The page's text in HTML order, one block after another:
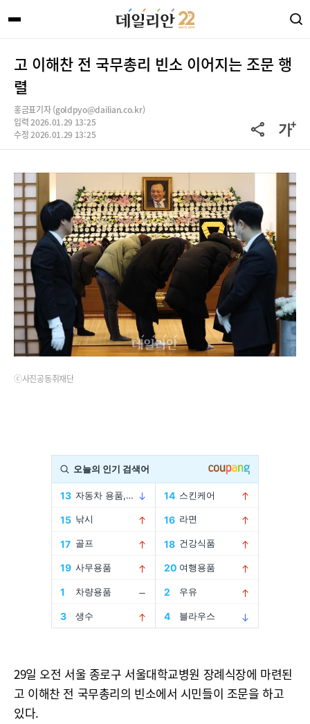
고 이해찬 전 국무총리 빈소 이어지는 조문 행
렬
홍금표기자 (goldpyo@dailian.co.kr)
입력 2026.01.29 13:25
수정 2026.01.29 13:25
ⓒ사진공동취재단
29일 오전 서울 종로구 서울대학교병원 장례식장에 마련된
고 이해찬 전 국무총리의 빈소에서 시민들이 조문을 하고
있다.